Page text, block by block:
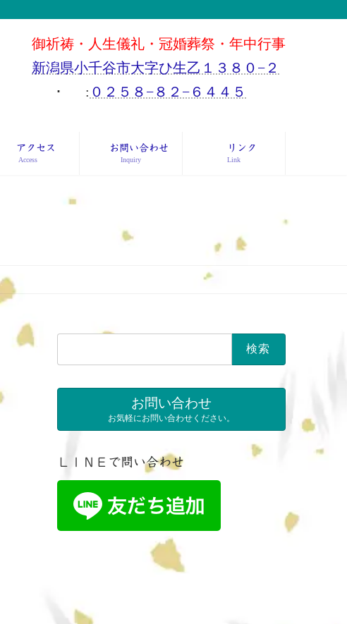
御祈祷・人生儀礼・冠婚葬祭・年中行事
新潟県小千谷市大字ひ生乙１３８０−２
･
: ０２５８−８２−６４４５
アクセス
Access
お問い合わせ
Inquiry
リンク
Link
索:
お問い合わせ
お気軽にお問い合わせください。
ＬＩＮＥで問い合わせ